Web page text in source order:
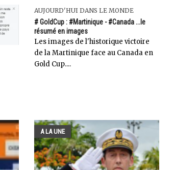
AUJOURD'HUI DANS LE MONDE
# GoldCup : #Martinique - #Canada ...le
résumé en images
Les images de l'historique victoire
de la Martinique face au Canada en
Gold Cup....
A LA UNE